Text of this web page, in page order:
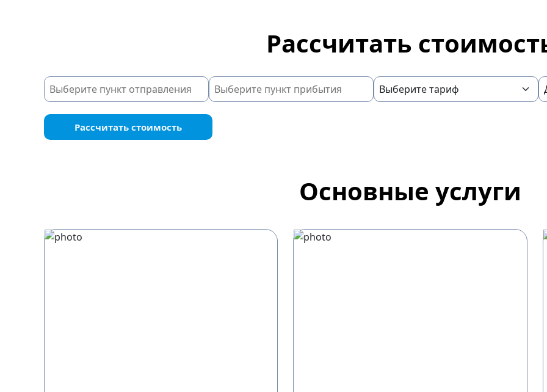
Рассчитать
Рассчитать стоимость
Основные услуги